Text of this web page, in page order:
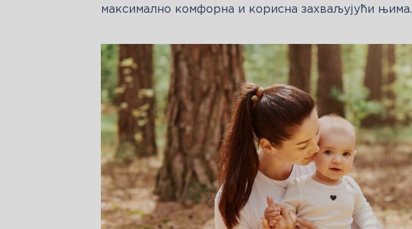
максимално комфорна и корисна захваљујући њима.